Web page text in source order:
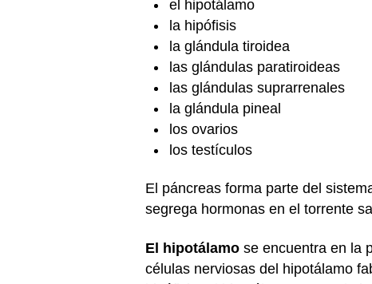
el hipotálamo
la hipófisis
la glándula tiroidea
las glándulas paratiroideas
las glándulas suprarrenales
la glándula pineal
los ovarios
los testículos
El páncreas forma parte del
segrega hormonas en el torrente
El hipotálamo se encuentra en la
células nerviosas del hipotálamo